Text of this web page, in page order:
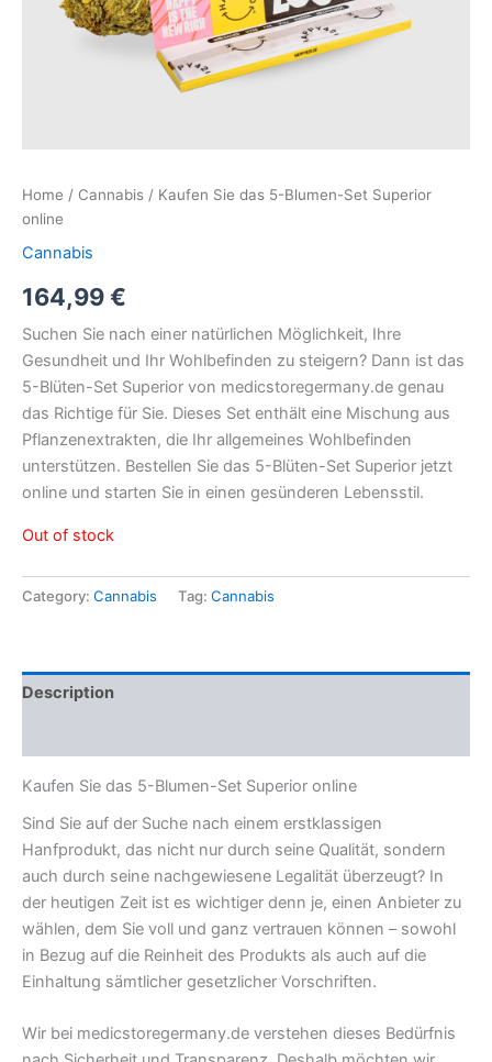
Home / Cannabis / Kaufen Sie das 5-Blumen-Set Superior
online
Cannabis
164,99€
Suchen Sie nach einer natürlichen Möglichkeit, Ihre
Gesundheit und Ihr Wohlbefinden zu steigern? Dann ist das
5-Blüten-Set Superior von medicstoregermany.de genau
das Richtige für Sie. Dieses Set enthält eine Mischung aus
Pflanzenextrakten, die Ihr allgemeines Wohlbefinden
unterstützen. Bestellen Sie das 5-Blüten-Set Superior jetzt
online und starten Sie in einen gesünderen Lebensstil.
Out of stock
Category: Cannabis Tag: Cannabis
Description
Kaufen Sie das 5-Blumen-Set Superior online
Sind Sie auf der Suche nach einem erstklassigen
Hanfprodukt, das nicht nur durch seine Qualität, sondern
auch durch seine nachgewiesene Legalität überzeugt? In
der heutigen Zeit ist es wichtiger denn je, einen Anbieter zu
wählen, dem Sie voll und ganz vertrauen können – sowohl
in Bezug auf die Reinheit des Produkts als auch auf die
Einhaltung sämtlicher gesetzlicher Vorschriften.
Wir bei medicstoregermany.de verstehen dieses Bedürfnis